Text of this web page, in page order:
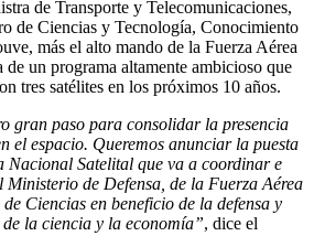
de Transporte y Telecomunicaciones,
de Ciencias y Tecnología, Conocimiento
más el alto mando de la Fuerza Aérea
un programa altamente ambicioso que
tres satélites en los próximos 10 años.
gran paso para consolidar la presencia
el espacio. Queremos anunciar la puesta
Nacional Satelital que va a coordinar e
Ministerio de Defensa, de la Fuerza Aérea
Ciencias en beneficio de la defensa y
la ciencia y la economía”, dice el